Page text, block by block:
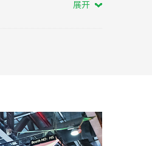
展开